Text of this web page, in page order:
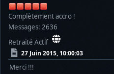
Complètement accro !
Messages: 2636
Retraité Actif
27 Juin 2015, 10:00:03
Merci !!!